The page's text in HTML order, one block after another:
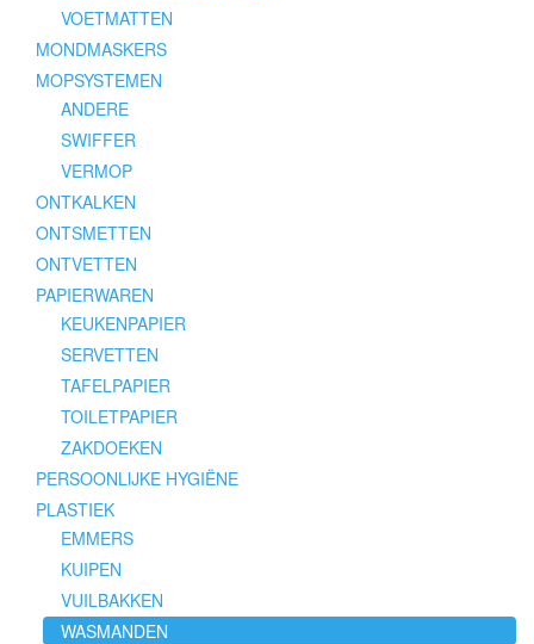
VOETMATTEN
MONDMASKERS
MOPSYSTEMEN
ANDERE
SWIFFER
VERMOP
ONTKALKEN
ONTSMETTEN
ONTVETTEN
PAPIERWAREN
KEUKENPAPIER
SERVETTEN
TAFELPAPIER
TOILETPAPIER
ZAKDOEKEN
PERSOONLIJKE HYGIËNE
PLASTIEK
EMMERS
KUIPEN
VUILBAKKEN
WASMANDEN